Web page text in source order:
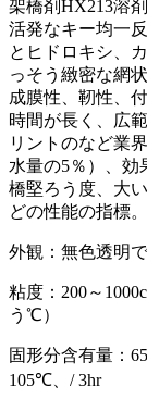
架橋剤HX213溶
活発なキー均一
とヒドロキシ、
っそう緻密な網
成膜性、靭性、
時間が長く、広
リントのなど業
水量の5％）、効
橋堅ろう度、大
どの性能の指標。
外観：無色透明
粘度：200～
う℃）
固形分含有量：
105℃、/ 3hr